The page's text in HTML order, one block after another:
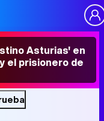
Asturias' en
el prisionero de